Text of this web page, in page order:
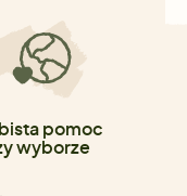
pomoc
wyborze